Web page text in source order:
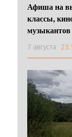
Афиша на
классы,
музыкантов
7 августа